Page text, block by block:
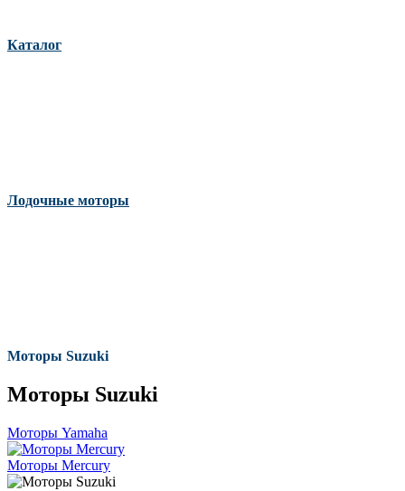
Каталог
Лодочные моторы
Моторы Suzuki
Моторы Suzuki
Моторы Yamaha
Моторы Mercury